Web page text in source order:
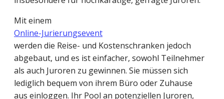
Mit einem
Online-Jurierungsevent
werden die Reise- und Kostenschranken jedoch
abgebaut, und es ist einfacher, sowohl Teilnehmer
als auch Juroren zu gewinnen. Sie müssen sich
lediglich bequem von ihrem Büro oder Zuhause
aus einloggen. Ihr Pool an potenziellen Juroren,